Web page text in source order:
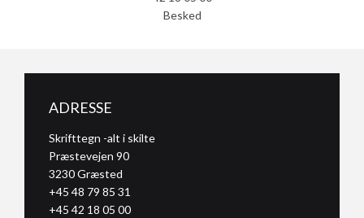
Besked
ADRESSE
Skrifttegn -alt i skilte
Præstevejen 90
3230Græsted
+45 48 79 85 31
+45 42 18 05 00